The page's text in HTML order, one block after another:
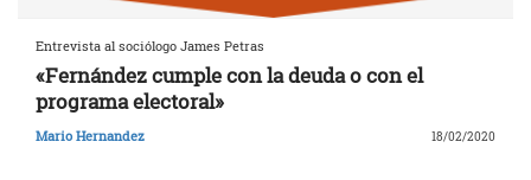
Entrevista al sociólogo James Petras
«Fernández cumple con la deuda o con el
programa electoral»
Mario Hernandez 18/02/2020